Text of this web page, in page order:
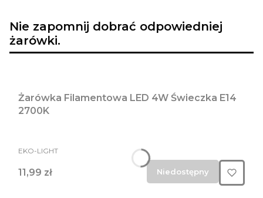
Nie zapomnij dobrać odpowiedniej
żarówki.
Żarówka Filamentowa LED 4W Świeczka E14
2700K
PRODUCENT
EKO-LIGHT
Cena
11,99 zł Niedostępny